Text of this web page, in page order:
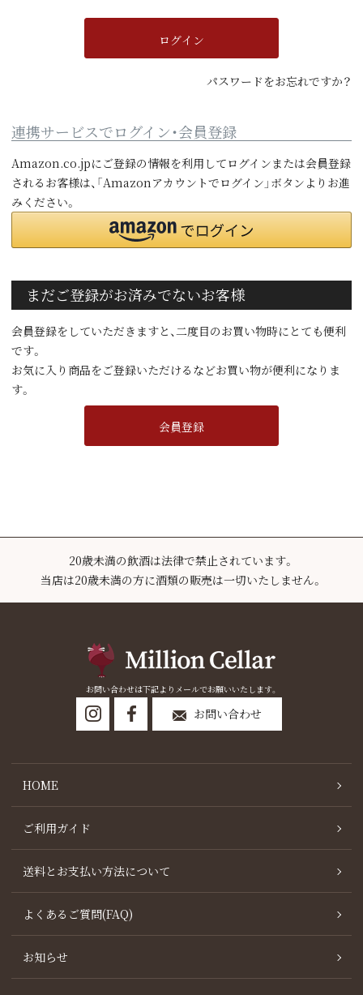
ログイン
パスワードをお忘れですか？
連携サービスでログイン・会員登録
Amazon.co.jpにご登録の情報を利用してログインまたは会員登録
されるお客様は、「Amazonアカウントでログイン」ボタンよりお進
みください。
まだご登録がお済みでないお客様
会員登録をしていただきますと、二度目のお買い物時にとても便利
です。
お気に入り商品をご登録いただけるなどお買い物が便利になりま
す。
会員登録
20歳未満の飲酒は法律で禁止されています。
当店は20歳未満の方に酒類の販売は一切いたしません。
お問い合わせは下記よりメールでお願いいたします。
お問い合わせ
HOME
ご利用ガイド
送料とお支払い方法について
よくあるご質問(FAQ)
お知らせ